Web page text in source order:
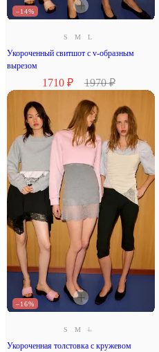
–14%
S M L
Укороченный свитшот с v-образным
вырезом
1710 ₽ 1970 ₽
–16%
S M L
Укороченная толстовка с кружевом